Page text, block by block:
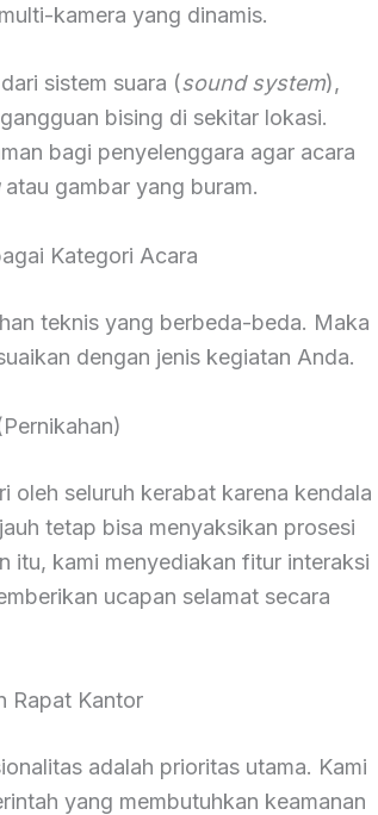
kamera yang dinamis.
sistem suara (sound system),
bising di sekitar lokasi.
bagi penyelenggara agar acara
atau gambar yang buram.
Kategori Acara
teknis yang berbeda-beda. Maka
dengan jenis kegiatan Anda.
oleh seluruh kerabat karena kendala
tetap bisa menyaksikan prosesi
itu, kami menyediakan fitur interaksi
ucapan selamat secara
Rapat Kantor
adalah prioritas utama. Kami
yang membutuhkan keamanan